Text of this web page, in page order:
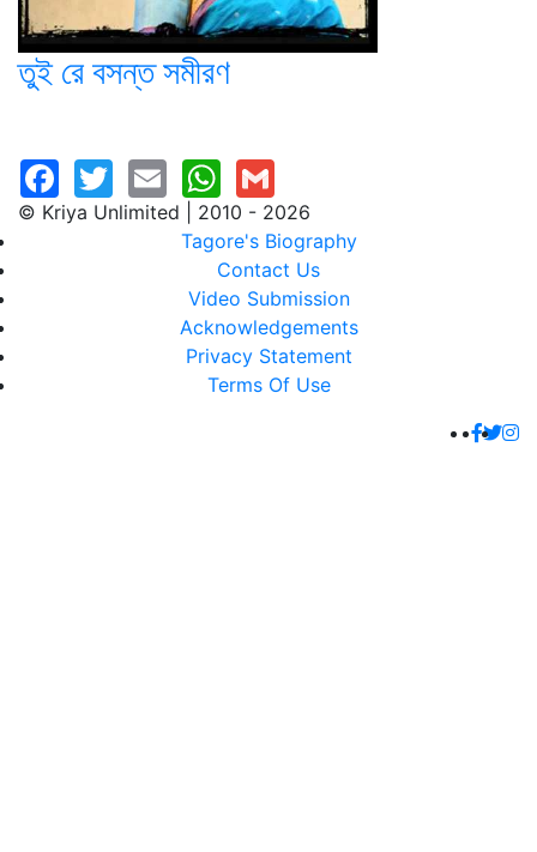
তুই রে বসন্ত সমীরণ
© Kriya Unlimited | 2010 - 2026
Tagore's Biography
Contact Us
Video Submission
Acknowledgements
Privacy Statement
Terms Of Use